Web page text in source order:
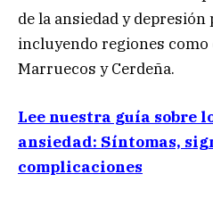
de la ansiedad y
incluyendo regiones como
Marruecos y Cerdeña.
Lee nuestra guía sobre
ansiedad: Síntomas,
complicaciones